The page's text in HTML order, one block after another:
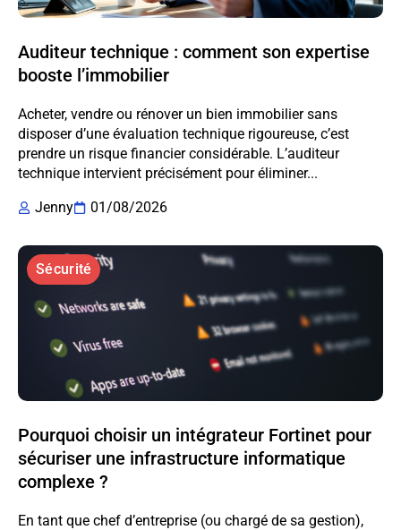
Auditeur technique : comment son expertise
booste l’immobilier
Acheter, vendre ou rénover un bien immobilier sans
disposer d’une évaluation technique rigoureuse, c’est
prendre un risque financier considérable. L’auditeur
technique intervient précisément pour éliminer...
Jenny
01/08/2026
Sécurité
Pourquoi choisir un intégrateur Fortinet pour
sécuriser une infrastructure informatique
complexe ?
En tant que chef d’entreprise (ou chargé de sa gestion),